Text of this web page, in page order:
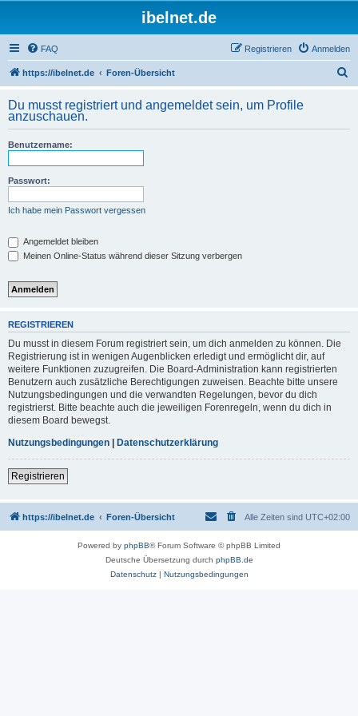
ibelnet.de
FAQ Anmelden
Registrieren
https://ibelnet.de Foren-Übersicht
h
Du musst registriert und angemeldet sein, um Profile
anzuschauen.
Benutzername:
Passwort:
Ich habe mein Passwort vergessen
Angemeldet bleiben
Meinen Online-Status während dieser Sitzung verbergen
REGISTRIEREN
Du musst in diesem Forum registriert sein, um dich anmelden zu können. Die
Registrierung ist in wenigen Augenblicken erledigt und ermöglicht dir, auf
weitere Funktionen zuzugreifen. Die Board-Administration kann registrierten
Benutzern auch zusätzliche Berechtigungen zuweisen. Beachte bitte unsere
Nutzungsbedingungen und die verwandten Regelungen, bevor du dich
registrierst. Bitte beachte auch die jeweiligen Forenregeln, wenn du dich in
diesem Board bewegst.
Nutzungsbedingungen | Datenschutzerklärung
Registrieren
https://ibelnet.de Foren-Übersicht Alle Zeiten sind UTC+02:00
Powered by phpBB® Forum Software © phpBB Limited
Deutsche Übersetzung durch phpBB.de
Datenschutz| Nutzungsbedingungen